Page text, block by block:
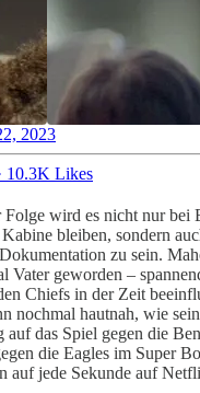
2023
10.3K Likes
wird es nicht nur bei
bleiben, sondern
zu sein.
Vater geworden –
Chiefs in der Zeit
nochmal hautnah, wie
auf das Spiel gegen die
die Eagles im Super
auf jede Sekunde auf